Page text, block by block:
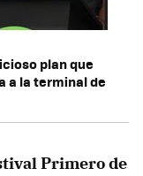
plan que
a la terminal de
Primero de